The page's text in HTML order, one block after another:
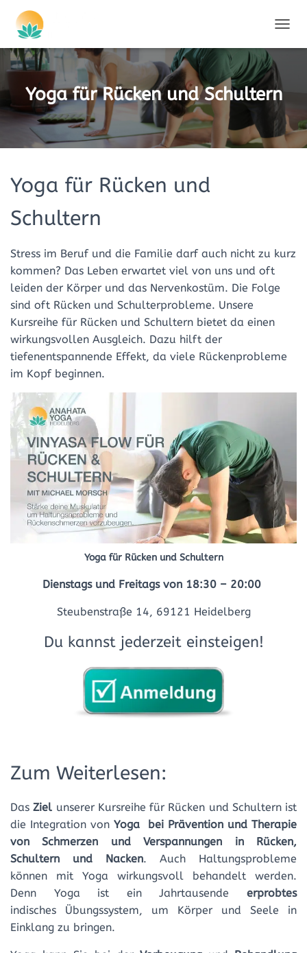
Yoga für Rücken und Schultern
Yoga für Rücken und
Schultern
Stress im Beruf und die Familie darf auch nicht zu kurz
kommen? Das Leben erwartet viel von uns und oft
leiden der Körper und das Nervenkostüm. Die Folge
sind oft Rücken und Schulterprobleme. Unsere
Kursreihe für Rücken und Schultern bietet da einen
wirkungsvollen Ausgleich. Dazu hilft der
tiefenentspannende Effekt, da viele Rückenprobleme
im Kopf beginnen.
Yoga für Rücken und Schultern
Dienstags und Freitags von 18:30 – 20:00
Steubenstraße 14, 69121 Heidelberg
Du kannst jederzeit einsteigen!
Zum Weiterlesen:
DasZiel unserer Kursreihe für Rücken und Schultern ist
die Integration von Yoga bei Prävention und Therapie
von Schmerzen und Verspannungen in Rücken,
Schultern und Nacken. Auch Haltungsprobleme
können mit Yoga wirkungsvoll behandelt werden.
Denn Yoga ist ein Jahrtausende erprobtes
indisches Übungssystem, um Körper und Seele in
Einklang zu bringen.